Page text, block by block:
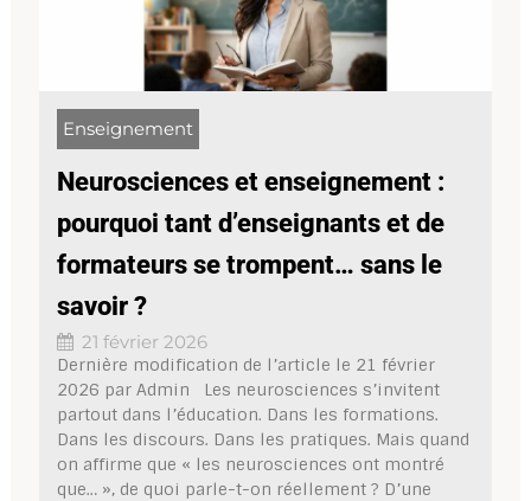
Enseignement
Neurosciences et enseignement :
pourquoi tant d’enseignants et de
formateurs se trompent… sans le
savoir ?
21 février 2026
Dernière modification de l’article le 21 février
2026 par Admin Les neurosciences s’invitent
partout dans l’éducation. Dans les formations.
Dans les discours. Dans les pratiques. Mais quand
on affirme que « les neurosciences ont montré
que… », de quoi parle-t-on réellement ? D’une